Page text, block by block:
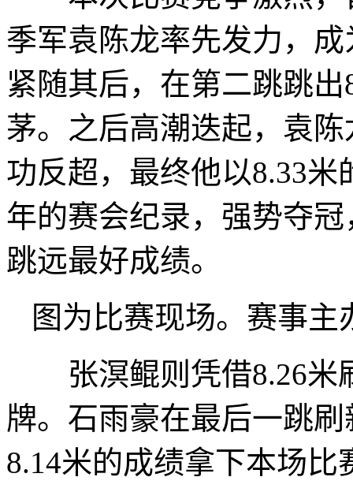
季军袁陈龙率先发力，
紧随其后，在第二跳跳
茅。之后高潮迭起，袁
功反超，最终他以8.33
年的赛会纪录，强势夺
跳远最好成绩。
图为比赛现场。赛事主
张溟鲲则凭借8.26米
牌。石雨豪在最后一跳
8.14米的成绩拿下本场比